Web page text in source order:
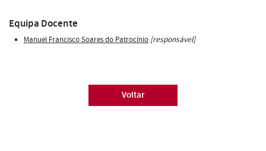
Equipa Docente
Manuel Francisco Soares do Patrocínio [responsável]
Voltar